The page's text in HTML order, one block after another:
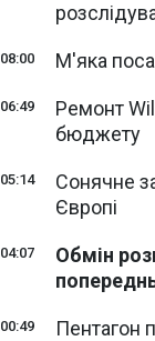
08:00 М'яка
06:49
Ремонт
бюджету
05:14
Сонячне
Європі
04:07
Обмін
00:49
Пентагон